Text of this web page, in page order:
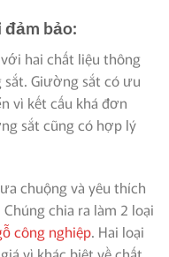
bảo:
với hai chất liệu thông
Giường sắt có ưu
vì kết cấu khá đơn
sắt cũng có hợp lý
chuộng và yêu thích
chia ra làm 2 loại
công nghiệp. Hai loại